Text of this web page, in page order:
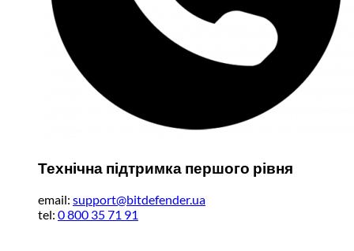
Технічна підтримка першого рівня
email: support@bitdefender.ua
tel: 0 800 35 71 91